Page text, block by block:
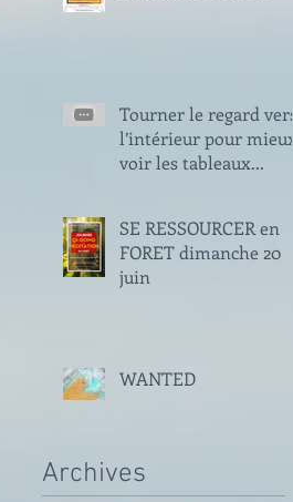
Tourner le regard vers
l’intérieur pour mieux
voir les tableaux...
SE RESSOURCER en
FORET dimanche 20
juin
WANTED
Archives